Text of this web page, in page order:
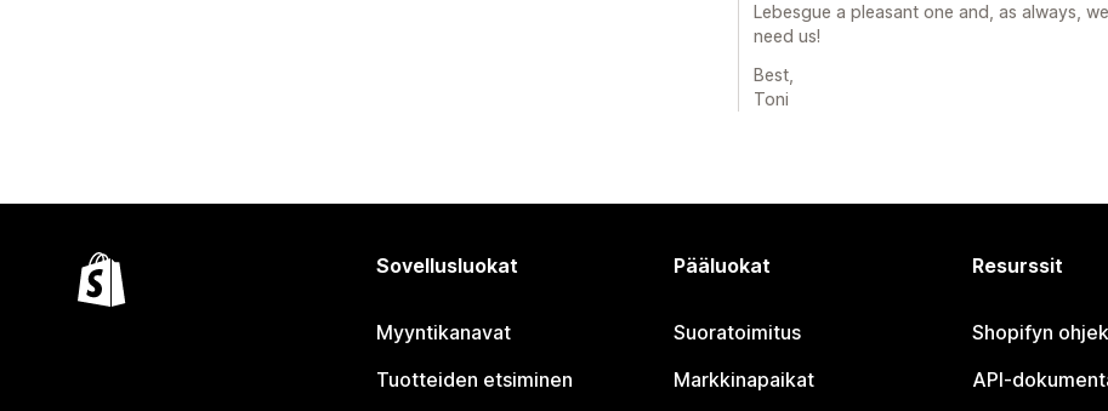
Lebesgue a pleasant one and, as always,
need us!
Best,
Toni
Sovellusluokat
Myyntikanavat
Tuotteiden etsiminen
Pääluokat
Suoratoimitus
Markkinapaikat
Resurssit
Shopifyn
API-